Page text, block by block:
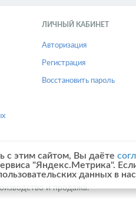
ЛИЧНЫЙ КАБИНЕТ
Авторизация
Регистрация
Восстановить пароль
и продажа.
с этим сайтом, Вы даёте
"Яндекс.Метрика".
данных в